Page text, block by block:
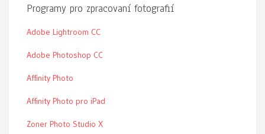
Programy pro zpracovaní fotografií
Adobe Lightroom CC
Adobe Photoshop CC
Affinity Photo
Affinity Photo pro iPad
Zoner Photo Studio X